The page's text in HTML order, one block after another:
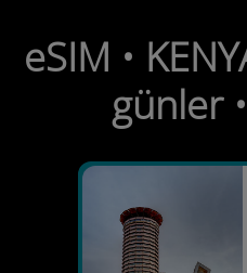
eSIM •
günler